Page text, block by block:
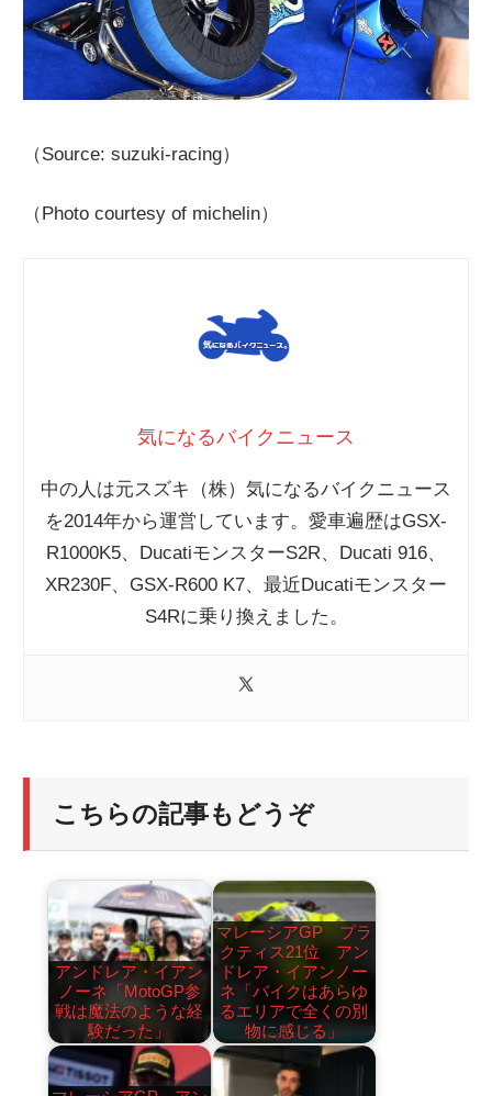
（Source: suzuki-racing）
（Photo courtesy of michelin）
気になるバイクニュース
中の人は元スズキ（株）気になるバイクニュース
を2014年から運営しています。愛車遍歴はGSX-
R1000K5、DucatiモンスターS2R、Ducati 916、
XR230F、GSX-R600 K7、最近Ducatiモンスター
S4Rに乗り換えました。
こちらの記事もどうぞ
アンドレア・イアン
ノーネ「MotoGP参
戦は魔法のような経
験だった」
マレーシアGP プラ
クティス21位 アン
ドレア・イアンノー
ネ「バイクはあらゆ
るエリアで全くの別
物に感じる」